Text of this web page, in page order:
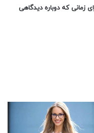
زمانی که دوباره دیدگاهی